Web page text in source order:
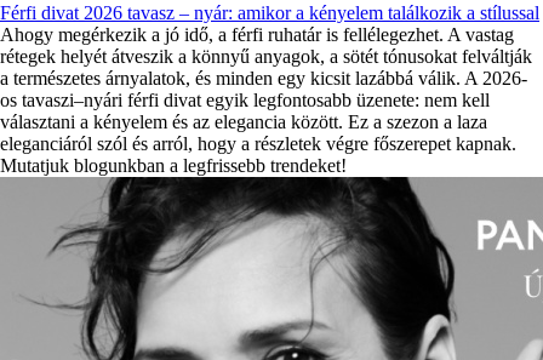
Férfi divat 2026 tavasz – nyár: amikor a kényelem találkozik a stílussal
Ahogy megérkezik a jó idő, a férfi ruhatár is fellélegezhet. A vastag
rétegek helyét átveszik a könnyű anyagok, a sötét tónusokat felváltják
a természetes árnyalatok, és minden egy kicsit lazábbá válik. A 2026-
os tavaszi–nyári férfi divat egyik legfontosabb üzenete: nem kell
választani a kényelem és az elegancia között. Ez a szezon a laza
eleganciáról szól és arról, hogy a részletek végre főszerepet kapnak.
Mutatjuk blogunkban a legfrissebb trendeket!